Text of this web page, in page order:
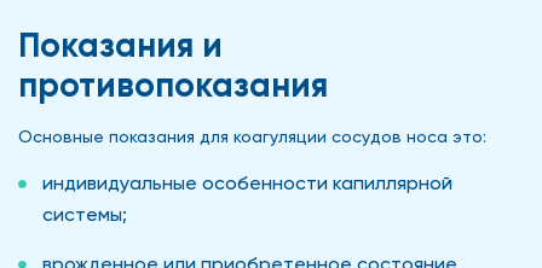
Показания и
противопоказания
Основные показания для коагуляции сосудов носа это:
индивидуальные особенности капиллярной
системы;